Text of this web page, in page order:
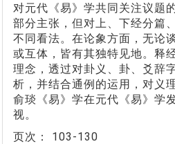
对元代《易》学共同关注议题
部分主张，但对上、下经分篇
不同看法。在论象方面，无论
或互体，皆有其独特见地。释
理念，透过对卦义、卦、爻辞
析，并结合通例的运用，对义
俞琰《易》学在元代《易》学
视。
页次： 103-130